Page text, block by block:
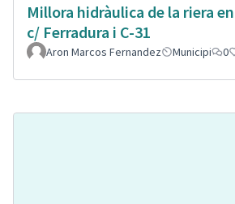
Millora hidràulica de la riera
c/ Ferradura i C-31
Aron Marcos Fernandez Municipi 0